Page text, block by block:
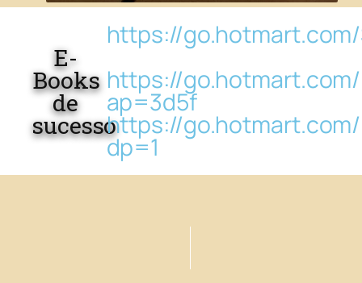
E-
Books
de
sucesso
https://go.hotmart.com/
https://
ap=3d5f
https://go.hotmart.com/
dp=1